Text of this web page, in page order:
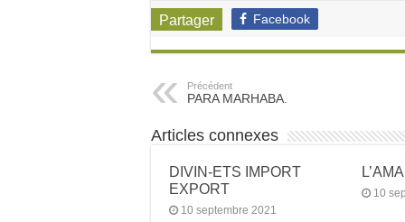
Partager Facebook
Précédent
PARA MARHABA.
Articles connexes
DIVIN-ETS IMPORT
EXPORT
10 septembre 2021
10